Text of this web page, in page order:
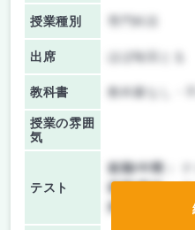
授業種別
出席 ほぼ毎回とる
教科書 教科書なし・
授業の雰囲
気
テスト
前期/中間：
後期/期末：
教